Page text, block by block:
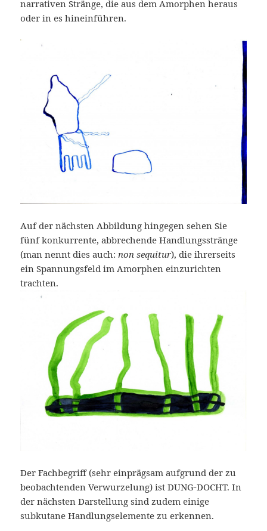
narrativen Stränge, die aus dem Amorphen heraus
oder in es hineinführen.
Auf der nächsten Abbildung hingegen sehen Sie
fünf konkurrente, abbrechende Handlungsstränge
(man nennt dies auch: non sequitur), die ihrerseits
ein Spannungsfeld im Amorphen einzurichten
trachten.
Der Fachbegriff (sehr einprägsam aufgrund der zu
beobachtenden Verwurzelung) ist DUNG-DOCHT. In
der nächsten Darstellung sind zudem einige
subkutane Handlungselemente zu erkennen.